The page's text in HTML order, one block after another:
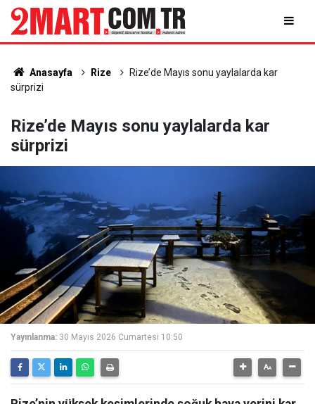
Anasayfa Rize
Rize’de Mayıs sonu yaylalarda kar
sürprizi
Rize’de Mayıs sonu yaylalarda kar
sürprizi
Yayınlanma: 30 Mayıs 2026 Cumartesi 10:50